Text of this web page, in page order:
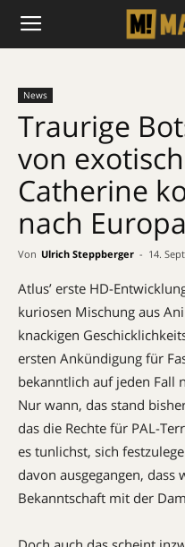
News
Traurige
von
Catherine
nach Europa
Von Ulrich Steppberger - 14.
Atlus’ erste HD-
kuriosen Mischung aus
knackigen
ersten Ankündigung für
bekanntlich auf jeden Fall
Nur wann, das stand
das die Rechte für PAL-
es tunlichst, sich
davon ausgegangen, dass
Bekanntschaft mit der